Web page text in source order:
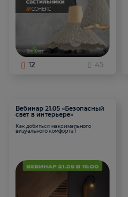
12 45
Вебинар 21.05 «Безопасный
свет в интерьере»
Как добиться максимального
визуального комфорта?